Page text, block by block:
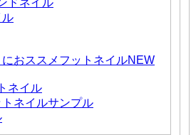
ドネイル
ル
におススメフットネイルNEW
ネイル
トネイルサンプル